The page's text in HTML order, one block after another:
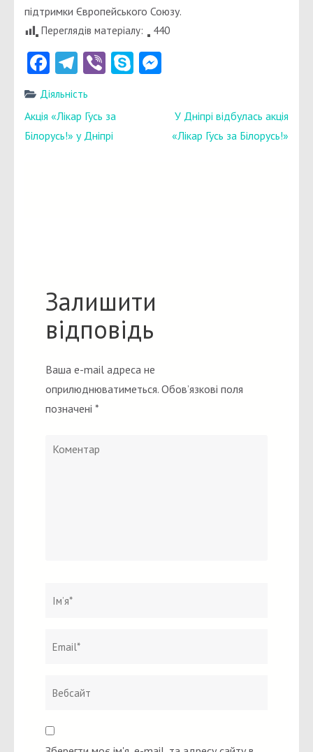
підтримки Європейського Союзу.
Переглядів матеріалу: 440
Facebook
Telegram
ViberSkype
Діяльність
Навігація
записів
Акція «Лікар Гусь за
Білорусь!» у Дніпрі
У Дніпрі відбулась акція
«Лікар Гусь за Білорусь!»
Залишити
відповідь
Ваша e-mail адреса не
оприлюднюватиметься. Обов’язкові поля
позначені *
Коментар